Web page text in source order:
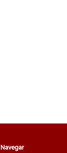
Navegar